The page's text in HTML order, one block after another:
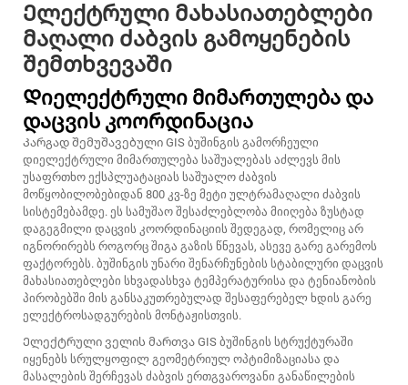
Ელექტრული მახასიათებლები
მაღალი ძაბვის გამოყენების
შემთხვევაში
Დიელექტრული მიმართულება და
დაცვის კოორდინაცია
Კარგად შემუშავებული GIS ბუშინგის გამორჩეული
დიელექტრული მიმართულება საშუალებას აძლევს მის
უსაფრთხო ექსპლუატაციას საშუალო ძაბვის
მოწყობილობებიდან 800 კვ-ზე მეტი ულტრამაღალი ძაბვის
სისტემებამდე. ეს სამუშაო შესაძლებლობა მიიღება ზუსტად
დაგეგმილი დაცვის კოორდინაციის შედეგად, რომელიც არ
იგნორირებს როგორც შიგა გაზის წნევას, ასევე გარე გარემოს
ფაქტორებს. ბუშინგის უნარი შენარჩუნების სტაბილური დაცვის
მახასიათებლები სხვადასხვა ტემპერატურისა და ტენიანობის
პირობებში მის განსაკუთრებულად შესაფერებელ ხდის გარე
ელექტროსადგურების მონტაჟისთვის.
Ელექტრული ველის მართვა GIS ბუშინგის სტრუქტურაში
იყენებს სრულყოფილ გეომეტრიულ ოპტიმიზაციასა და
მასალების შერჩევას ძაბვის ერთგვაროვანი განაწილების